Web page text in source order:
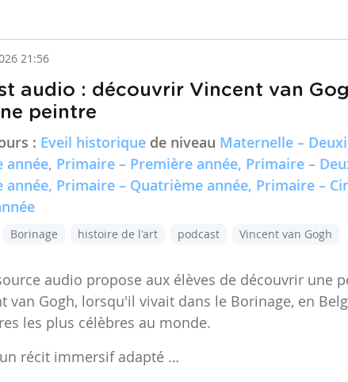
21:56
audio : découvrir Vincent van
peintre
: Eveil historique de niveau Maternelle –
année, Primaire – Première année, Primaire –
année, Primaire – Quatrième année, Primaire –
Borinage histoire de l'art podcast Vincent van Gogh
audio propose aux élèves de découvrir une
van Gogh, lorsqu'il vivait dans le Borinage, en
les plus célèbres au monde.
récit immersif adapté …